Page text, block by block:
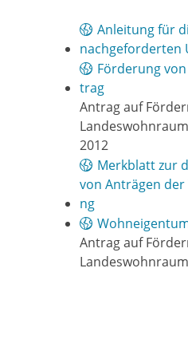
Anleitung für
nachgeforderten
Förderung
trag
Antrag auf
2012
Merkblatt zur
von Anträgen
ng
Antrag auf